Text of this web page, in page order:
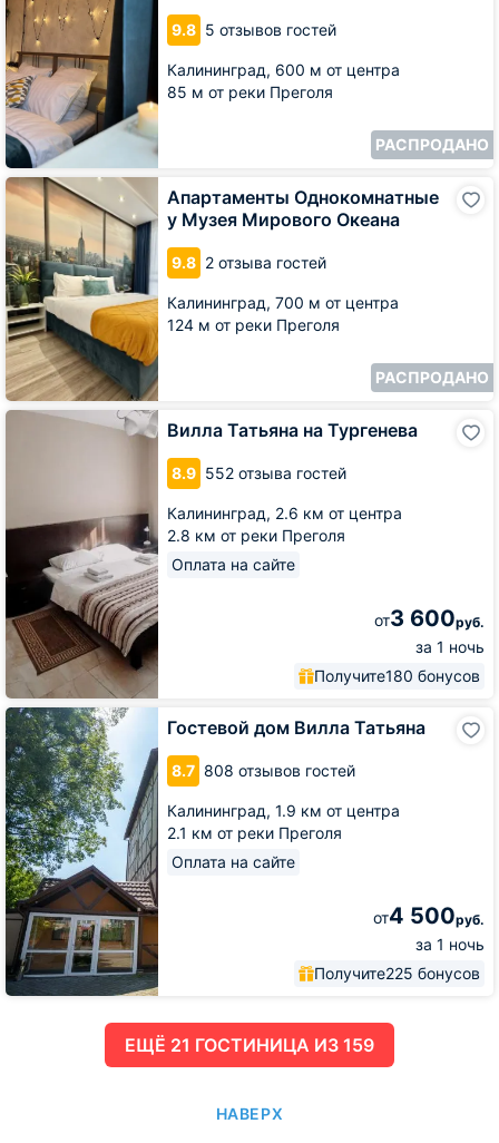
9.8 5 отзывов гостей
Калининград, 600 м от центра
85 м от реки Преголя
РАСПРОДАНО
Московском
проспекте
Апартаменты Однокомнатные
у Музея Мирового Океана
9.8 2 отзыва гостей
Калининград, 700 м от центра
124 м от реки Преголя
РАСПРОДАНО
Апартаменты
Однокомнатные
Музея
Мирового
Океана
Вилла Татьяна на Тургенева
8.9 552 отзыва гостей
Калининград, 2.6 км от центра
2.8 км от реки Преголя
Оплата на сайте
от3 600руб.
за 1 ночь
Получите180 бонусов
Вилла
Гостевой дом Вилла Татьяна
8.7 808 отзывов гостей
Калининград, 1.9 км от центра
2.1 км от реки Преголя
Оплата на сайте
от4 500руб.
за 1 ночь
Получите225 бонусов
Гостевой
дом
Вилла
Татьяна
ЕЩË 21 ГОСТИНИЦА ИЗ 159
НАВЕРХ